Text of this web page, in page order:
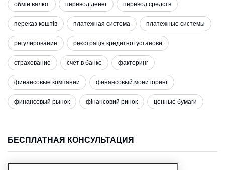
обмін валют перевод денег перевод средств
переказ коштів платежная система платежные системы
регулирование реєстрація кредитної установи
страхование счет в банке факторинг
финансовые компании финансовый мониторинг
финансовый рынок фінансовий ринок ценные бумаги
БЕСПЛАТНАЯ КОНСУЛЬТАЦИЯ